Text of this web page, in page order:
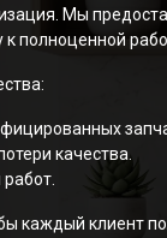
Мы
к полноценной
качества.
каждый клиент